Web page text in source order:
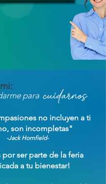
para cuidarnos
no incluyen a ti
son incompletas"
-Jack Hornfield-
por ser parte de la feria
a tu bienestar!​